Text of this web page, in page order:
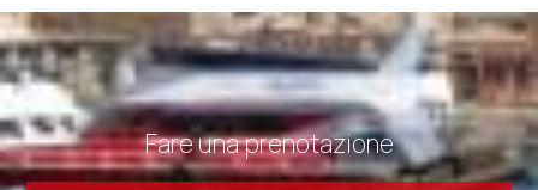
Fare una prenotazione